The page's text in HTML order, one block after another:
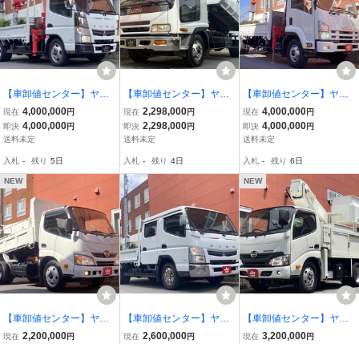
【車卸値センター】ヤフ
オク特価!キャンター RC4
段クレーン ユニック 積載
3t 全低床3.6m 左右あおり
現在 4,000,000円
即決 4,000,000円
送料未定
入札 - 残り 5日
【車卸値センター】ヤフ
オク特価!フォワード 脱着
ボディ 極東フックロー
ル・アームロール 積載39
現在 2,298,000円
即決 2,298,000円
送料未定
入札 - 残り 4日
【車卸値センター】ヤフ
オク特価!フォワード RC4
段ユニッククレーン 5.4m
ボディ H28～R5ディーラ
現在 4,000,000円
即決 4,000,000円
送料未定
入札 - 残り 6日
NEW
【車卸値センター】ヤフ
オク特価!デュトロ 全低床
現在 2,200,000円
【車卸値センター】ヤフ
オク特価!キャンター ダブ
現在 2,600,000円
NEW
【車卸値センター】ヤフ
オク特価!デュトロ 高所作
現在 3,200,000円